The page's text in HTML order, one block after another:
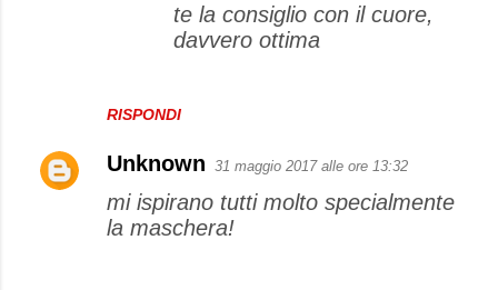
RISPONDI
te la consiglio con il cuore,
davvero ottima
Unknown 31 maggio 2017 alle ore 13:32
mi ispirano tutti molto specialmente
la maschera!